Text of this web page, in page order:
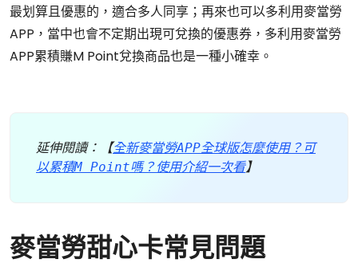
最划算且優惠的，適合多人同享；再來也可以多利用麥當勞
APP，當中也會不定期出現可兌換的優惠券，多利用麥當勞
APP累積賺M Point兌換商品也是一種小確幸。
延伸閱讀：【全新麥當勞APP全球版怎麼使用？可
以累積M Point嗎？使用介紹一次看】
麥當勞甜心卡常見問題